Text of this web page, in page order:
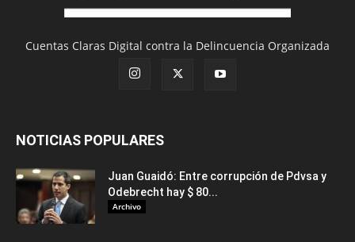
Cuentas Claras Digital contra la Delincuencia Organizada
NOTICIAS POPULARES
Juan Guaidó: Entre corrupción de Pdvsa y
Odebrecht hay $ 80...
Archivo